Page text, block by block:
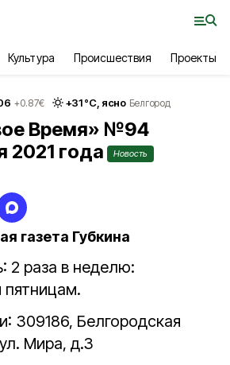
Культура Происшествия Проекты
+0.87€ +31°С, ясно Белгород
Время» №94
2021 года
Новость
газета Губкина
2 раза в неделю:
пятницам.
309186, Белгородская
Мира, д.3